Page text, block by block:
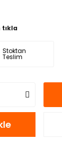
tıkla
Stoktan
Teslim